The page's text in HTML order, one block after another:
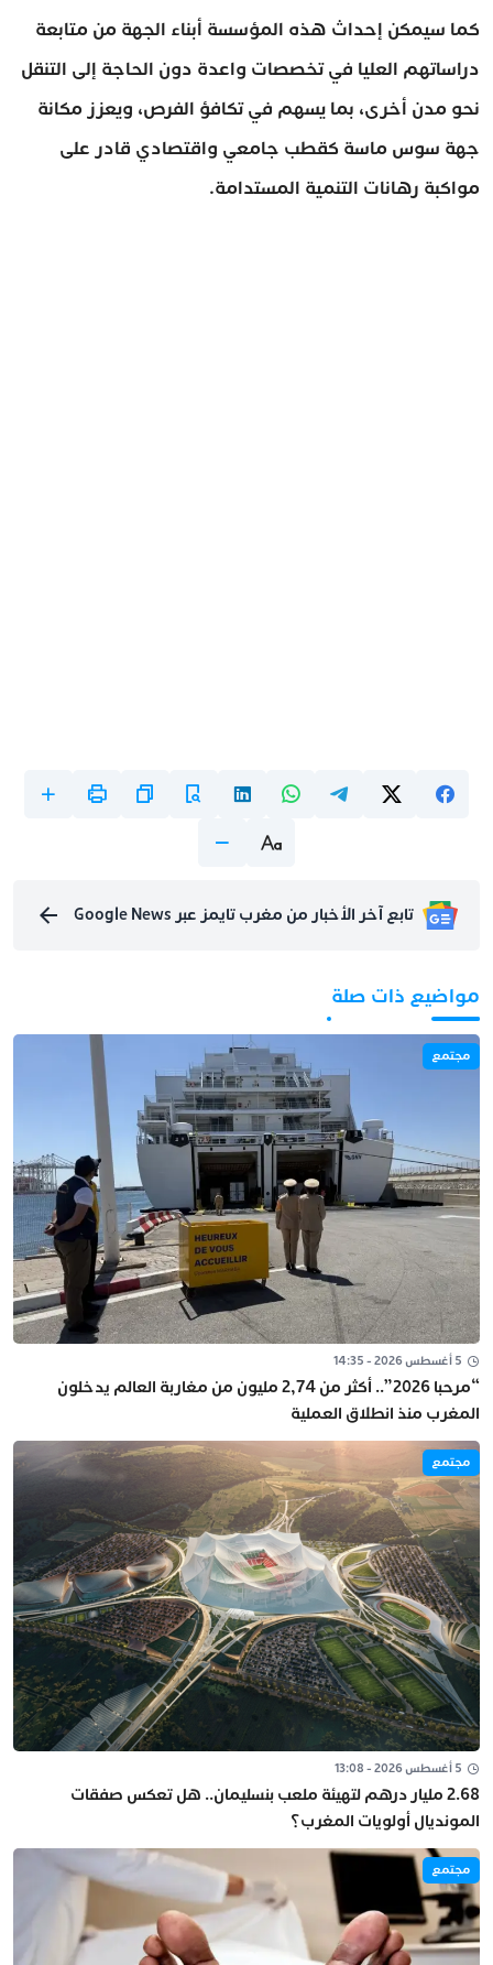
كما سيمكن إحداث هذه المؤسسة أبناء الجهة من متابعة
دراساتهم العليا في تخصصات واعدة دون الحاجة إلى التنقل
نحو مدن أخرى، بما يسهم في تكافؤ الفرص، ويعزز مكانة
جهة سوس ماسة كقطب جامعي واقتصادي قادر على
مواكبة رهانات التنمية المستدامة.
تابع آخر الأخبار من مغرب تايمز عبر Google News
مواضيع ذات صلة
مجتمع
5 أغسطس 2026 - 14:35
“مرحبا 2026”.. أكثر من 2,74 مليون من مغاربة العالم يدخلون
المغرب منذ انطلاق العملية
مجتمع
5 أغسطس 2026 - 13:08
2.68 مليار درهم لتهيئة ملعب بنسليمان.. هل تعكس صفقات
المونديال أولويات المغرب؟
مجتمع